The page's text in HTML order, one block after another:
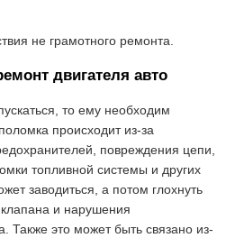
не грамотного ремонта.
двигателя авто
то ему необходим
происходит из-за
повреждения цепи,
топливной системы и других
заводиться, а потом глохнуть
клапана и нарушения
Также это может быть связано из-